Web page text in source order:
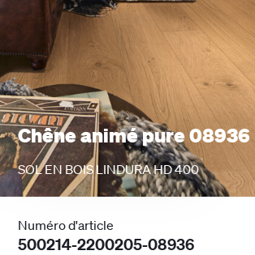
Chêne animé pure 08936
SOL EN BOIS LINDURA HD 400
Numéro d'article
500214-2200205-08936